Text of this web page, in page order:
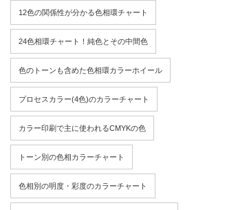
12色の関係性が分かる色相環チャート
24色相環チャート！純色とその中間色
色のトーンも含めた色相環カラーホイール
プロセスカラー(4色)のカラーチャート
カラー印刷で主に使われるCMYKの色
トーン別の色相カラーチャート
色相別の明度・彩度のカラーチャート